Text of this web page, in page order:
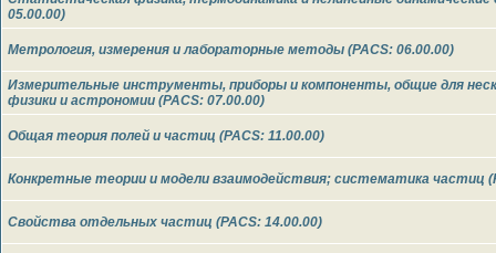
05.00.00)
Метрология, измерения и лабораторные методы (PACS: 06.00.00)
Измерительные инструменты, приборы и компоненты, общие для
физики и астрономии (PACS: 07.00.00)
Общая теория полей и частиц (PACS: 11.00.00)
Конкретные теории и модели взаимодействия; систематика частиц
Свойства отдельных частиц (PACS: 14.00.00)